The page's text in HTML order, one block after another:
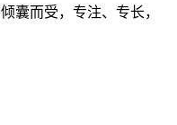
囊而受，专注、专长，